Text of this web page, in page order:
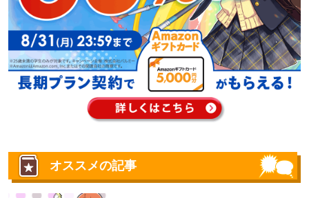
オススメの記事